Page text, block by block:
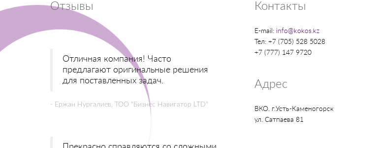
Отзывы
Отличная компания! Часто
предлагают оригинальные решения
для поставленных задач.
- Ержан Нургалиев, ТОО "Бизнес Навигатор LTD"
Контакты
E-mail: info@kokos.kz
Тел: +7 (705) 528 5028
+7 (777) 147 9720
Адрес
ВКО. г.Усть-Каменогорск
ул. Сатпаева 81